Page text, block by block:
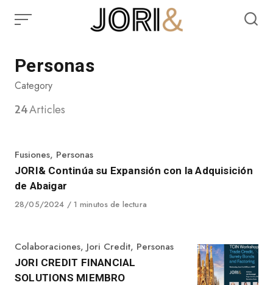
Personas
Category
24Articles
Category
Fusiones, Personas
JORI& Continúa su Expansión con la Adquisición
de Abaigar
Published
28/05/2024 1 minutos de lectura
Category
Colaboraciones, Jori Credit, Personas
JORI CREDIT FINANCIAL
SOLUTIONS MIEMBRO